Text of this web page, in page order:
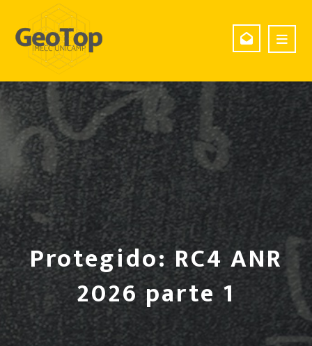
Protegido: RC4 ANR
2026 parte 1